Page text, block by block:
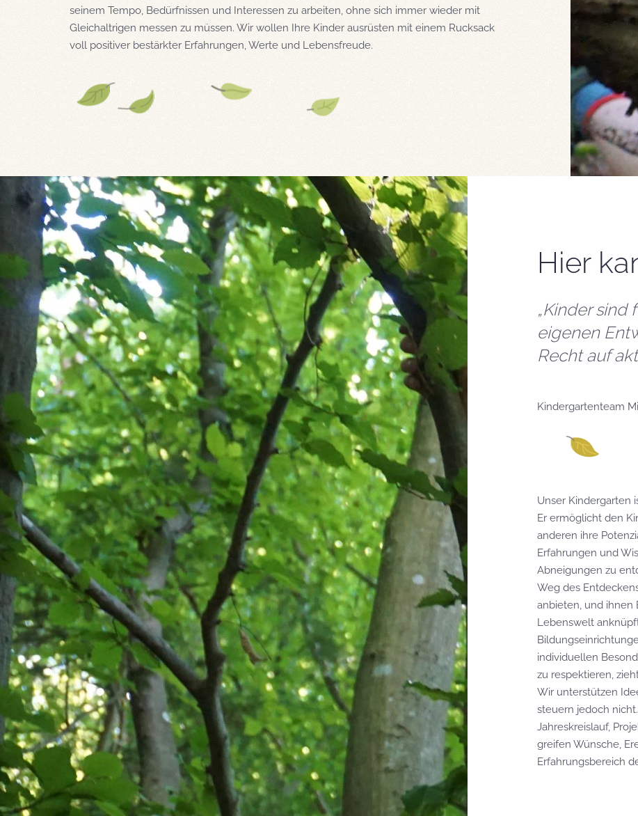
seinem Tempo, Bedürfnissen und Interessen zu arbeiten, ohne sich immer wieder mit
Gleichaltrigen messen zu müssen. Wir wollen Ihre Kinder ausrüsten mit einem Rucksack
voll positiver bestärkter Erfahrungen, Werte und Lebensfreude.
Hier
„Kinder sind
eigenen
Recht auf
Kindergartenteam
Unser Kindergarten
Er ermöglicht den
anderen ihre
Erfahrungen und
Abneigungen zu
Weg des
anbieten, und ihnen
Lebenswelt
individuellen
zu respektieren,
Wir unterstützen
steuern jedoch
Jahreskreislauf,
greifen Wünsche,
Erfahrungsbereich